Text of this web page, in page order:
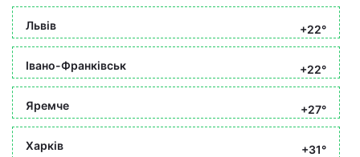
Львів +22°
Івано-Франківськ +22°
Яремче +27°
Харків
+31°